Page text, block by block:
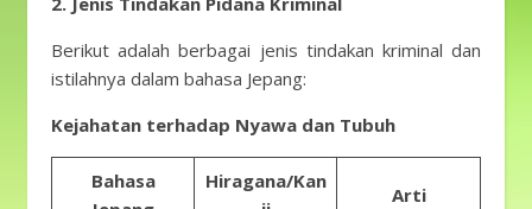
Berikut adalah berbagai jenis tindakan kriminal dan
istilahnya dalam bahasa Jepang:
Kejahatan terhadap Nyawa dan Tubuh
Bahasa
Hiragana/Kan
Arti